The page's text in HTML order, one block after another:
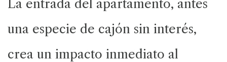
La entrada del apartamento, antes
una especie de cajón sin interés,
crea un impacto inmediato al